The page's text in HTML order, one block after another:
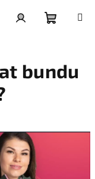
košík
bundu